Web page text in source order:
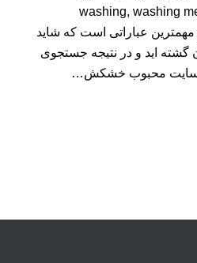
washing, washing
عباراتی است که شاید
گشته اید و در نتیجه جستجوی
سایت محبوب خشکش…